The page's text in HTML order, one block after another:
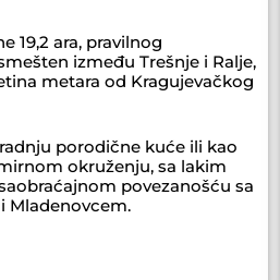
19,2 ara, pravilnog
između Trešnje i Ralje,
metara od Kragujevačkog
porodične kuće ili kao
okruženju, sa lakim
povezanošću sa
Mladenovcem.